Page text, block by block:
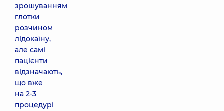
зрошуванням
глотки
розчином
лідокаїну,
але самі
пацієнти
відзначають,
що вже
на 2-3
процедурі